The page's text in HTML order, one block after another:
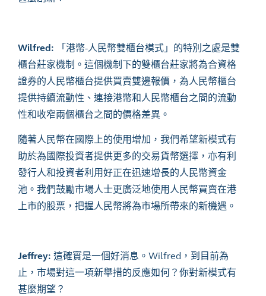
Wilfred:
「港幣-人民幣雙櫃台模式」的特別之處是雙
櫃台莊家機制。這個機制下的雙櫃台莊家將為合資格
證券的人民幣櫃台提供買賣雙邊報價，為人民幣櫃台
提供持續流動性、連接港幣和人民幣櫃台之間的流動
性和收窄兩個櫃台之間的價格差異。
隨著人民幣在國際上的使用增加，我們希望新模式有
助於為國際投資者提供更多的交易貨幣選擇，亦有利
發行人和投資者利用好正在迅速增長的人民幣資金
池。我們鼓勵市場人士更廣泛地使用人民幣買賣在港
上市的股票，把握人民幣將為市場所帶來的新機遇。
Jeffrey: 這確實是一個好消息 。 Wilfred ，到目前為
止，市場對這一項新舉措的反應如何？你對新模式有
甚麼期望？